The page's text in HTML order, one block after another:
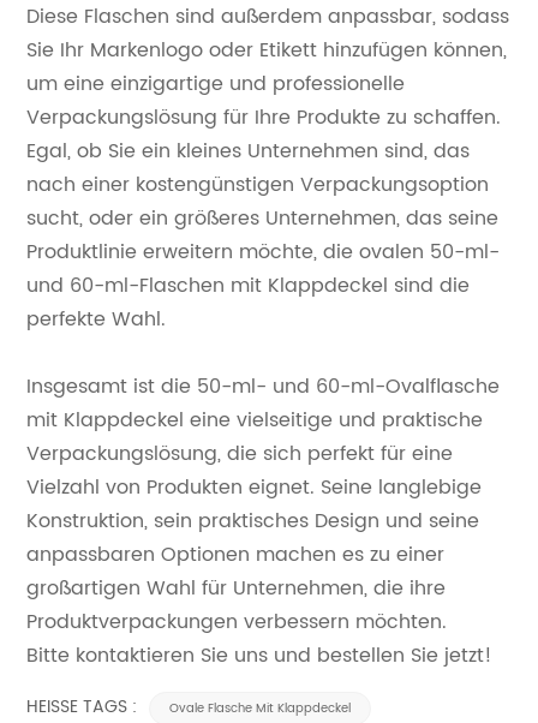
Diese Flaschen sind außerdem anpassbar, sodass
Sie Ihr Markenlogo oder Etikett hinzufügen können,
um eine einzigartige und professionelle
Verpackungslösung für Ihre Produkte zu schaffen.
Egal, ob Sie ein kleines Unternehmen sind, das
nach einer kostengünstigen Verpackungsoption
sucht, oder ein größeres Unternehmen, das seine
Produktlinie erweitern möchte, die ovalen 50-ml-
und 60-ml-Flaschen mit Klappdeckel sind die
perfekte Wahl.
Insgesamt ist die 50-ml- und 60-ml-Ovalflasche
mit Klappdeckel eine vielseitige und praktische
Verpackungslösung, die sich perfekt für eine
Vielzahl von Produkten eignet. Seine langlebige
Konstruktion, sein praktisches Design und seine
anpassbaren Optionen machen es zu einer
großartigen Wahl für Unternehmen, die ihre
Produktverpackungen verbessern möchten.
Bitte kontaktieren Sie uns und bestellen Sie jetzt!
HEISSE TAGS :
Ovale Flasche Mit Klappdeckel